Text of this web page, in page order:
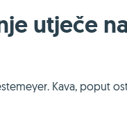
utječe
Kava, poput